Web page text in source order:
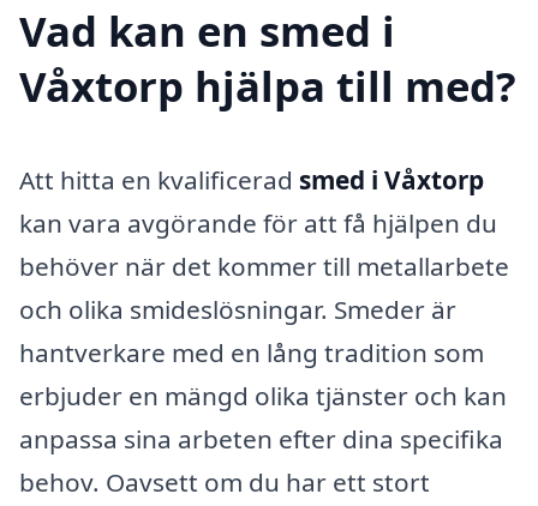
Vad kan en smed i
Våxtorp hjälpa till med?
Att hitta en kvalificerad smed i Våxtorp
kan vara avgörande för att få hjälpen du
behöver när det kommer till metallarbete
och olika smideslösningar. Smeder är
hantverkare med en lång tradition som
erbjuder en mängd olika tjänster och kan
anpassa sina arbeten efter dina specifika
behov. Oavsett om du har ett stort